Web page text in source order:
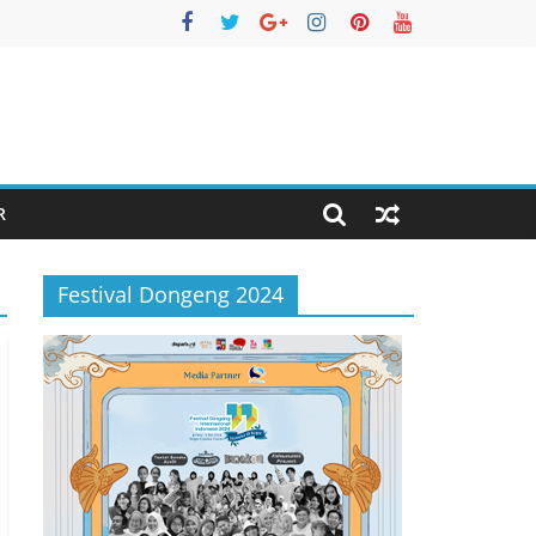
Festival Dongeng 2024